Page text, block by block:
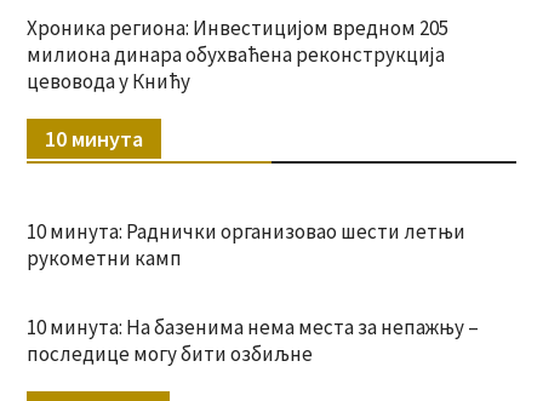
Хроника региона: Инвестицијом вредном 205
милиона динара обухваћена реконструкција
цевовода у Книћу
10 минута
10 минута: Раднички организовао шести летњи
рукометни камп
10 минута: На базенима нема места за непажњу –
последице могу бити озбиљне